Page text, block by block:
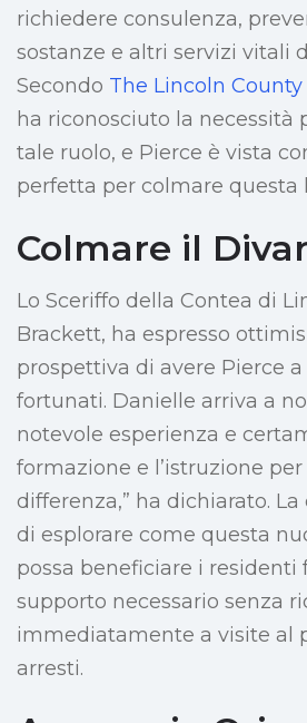
richiedere consulenza,
sostanze e altri servizi vitali
Secondo The Lincoln County
ha riconosciuto la necessità
tale ruolo, e Pierce è vista
perfetta per colmare questa
Colmare il
Lo Sceriffo della Contea di
Brackett, ha espresso
prospettiva di avere Pierce a
fortunati. Danielle arriva a
notevole esperienza e
formazione e l’istruzione
differenza,” ha dichiarato.
di esplorare come questa
possa beneficiare i residenti
supporto necessario senza
immediatamente a visite al
arresti.